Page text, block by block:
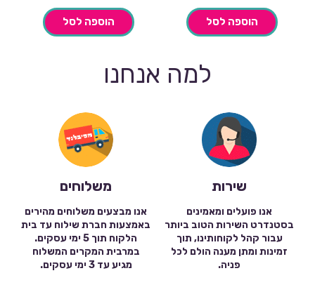
הוספה לסל הוספה לסל
למה אנחנו
שירות
אנו פועלים ומאמינים
בסטנדרט השירות הטוב ביותר
עבור קהל לקוחותינו, תוך
זמינות ומתן מענה הולם לכל
פניה.
משלוחים
אנו מבצעים משלוחים מהירים
באמצעות חברת שילוח עד בית
הלקוח תוך 5 ימי עסקים.
במרבית המקרים המשלוח
מגיע עד 3 ימי עסקים.